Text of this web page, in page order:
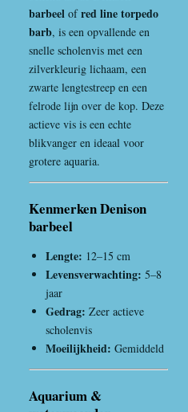
barbeel ofred line torpedo
barb, is een opvallende en
snelle scholenvis met een
zilverkleurig lichaam, een
zwarte lengtestreep en een
felrode lijn over de kop. Deze
actieve vis is een echte
blikvanger en ideaal voor
grotere aquaria.
Kenmerken Denison
barbeel
Lengte: 12–15 cm
Levensverwachting: 5–8
jaar
Gedrag: Zeer actieve
scholenvis
Moeilijkheid: Gemiddeld
Aquarium &